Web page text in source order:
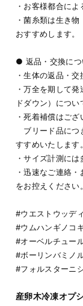
・お客様都合によ
・菌糸類は生き
おすすめします。
● 返品・交換につ
・生体の返品・交
・万全を期して
ドダウン）につい
・死着補償はござ
ブリード品につ
すすめいたします。
・サイズ計測に
・迅速なご連絡
をお控えください。
#ウエストウッディ
#ウムハンギノコ
#オーベルチュー
#ボーリンバミノ
#フォルスターニ
産卵木冷凍オプ